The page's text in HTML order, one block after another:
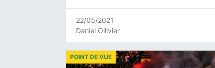
22/05/2021
Daniel Ollivier
POINT DE VUE